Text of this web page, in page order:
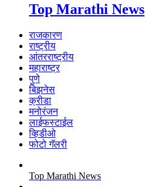
Top Marathi News
राजकारण
राष्ट्रीय
आंतरराष्ट्रीय
महाराष्ट्र
पुणे
बिझनेस
क्रीडा
मनोरंजन
लाईफस्टाईल
व्हिडीओ
फोटो गॅलरी
Top Marathi News